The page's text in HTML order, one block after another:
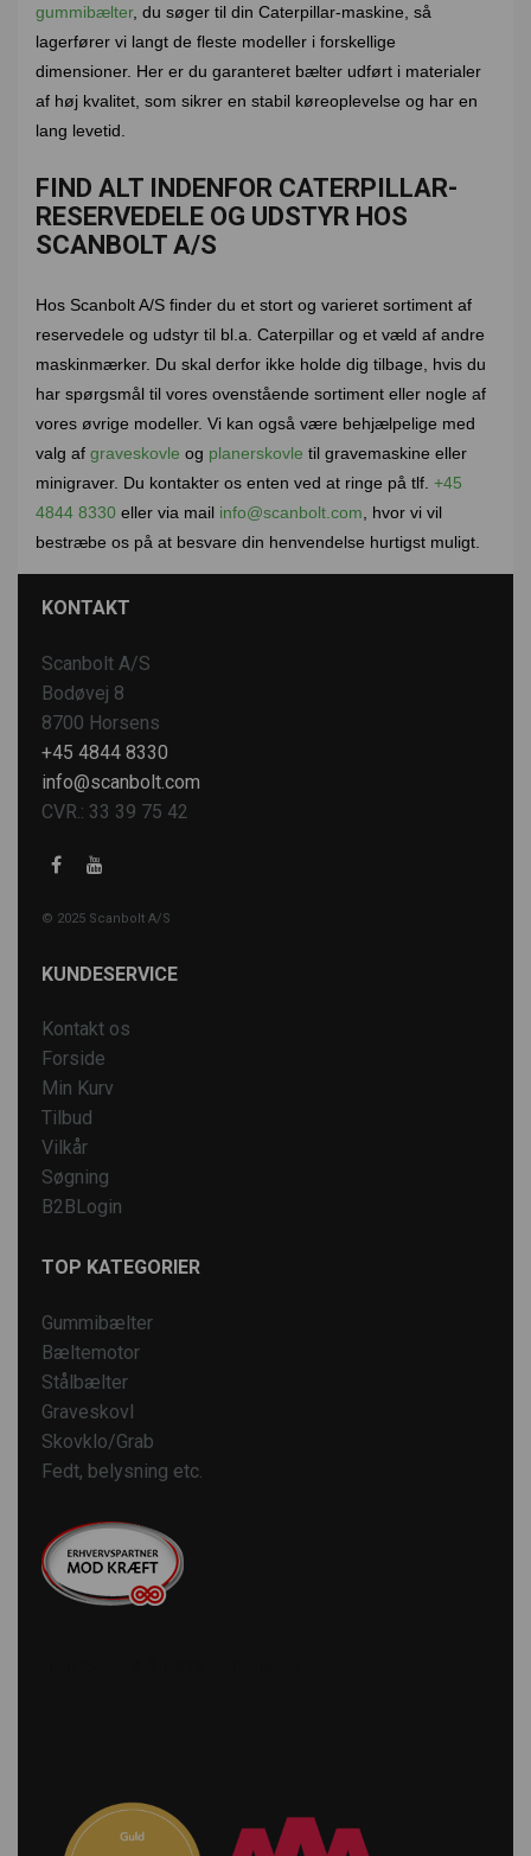
gummibælter, du søger til din Caterpillar-maskine, så
lagerfører vi langt de fleste modeller i forskellige
dimensioner. Her er du garanteret bælter udført i materialer
af høj kvalitet, som sikrer en stabil køreoplevelse og har en
lang levetid.
FIND ALT INDENFOR CATERPILLAR-
RESERVEDELE OG UDSTYR HOS
SCANBOLT A/S
Hos Scanbolt A/S finder du et stort og varieret sortiment af
reservedele og udstyr til bl.a. Caterpillar og et væld af andre
maskinmærker. Du skal derfor ikke holde dig tilbage, hvis du
har spørgsmål til vores ovenstående sortiment eller nogle af
vores øvrige modeller. Vi kan også være behjælpelige med
valg af graveskovle og planerskovle til gravemaskine eller
minigraver. Du kontakter os enten ved at ringe på tlf. +45
4844 8330 eller via mail info@scanbolt.com , hvor vi vil
bestræbe os på at besvare din henvendelse hurtigst muligt.
KONTAKT
Scanbolt A/S
Bodøvej 8
8700 Horsens
+45 4844 8330
info@scanbolt.com
CVR.: 33 39 75 42
© 2025 Scanbolt A/S
KUNDESERVICE
Kontakt os
Forside
Min Kurv
Tilbud
Vilkår
Søgning
B2BLogin
TOP KATEGORIER
Gummibælter
Bæltemotor
Stålbælter
Graveskovl
Skovklo/Grab
Fedt, belysning etc.